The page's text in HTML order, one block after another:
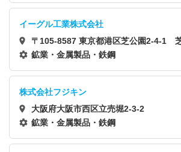
イーグル工業株式会社
〒105-8587 東京都港区芝公園2-4-1
F
鉱業・金属製品・鉄鋼
株式会社フジキン
大阪府大阪市西区立売堀2-3-2
鉱業・金属製品・鉄鋼